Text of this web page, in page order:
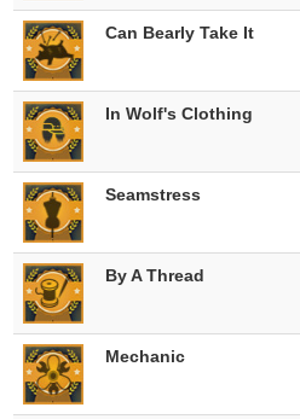
Can Bearly Take It
In Wolf's Clothing
Seamstress
By A Thread
Mechanic